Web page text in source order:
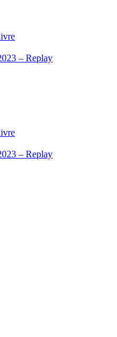
– Replay
– Replay